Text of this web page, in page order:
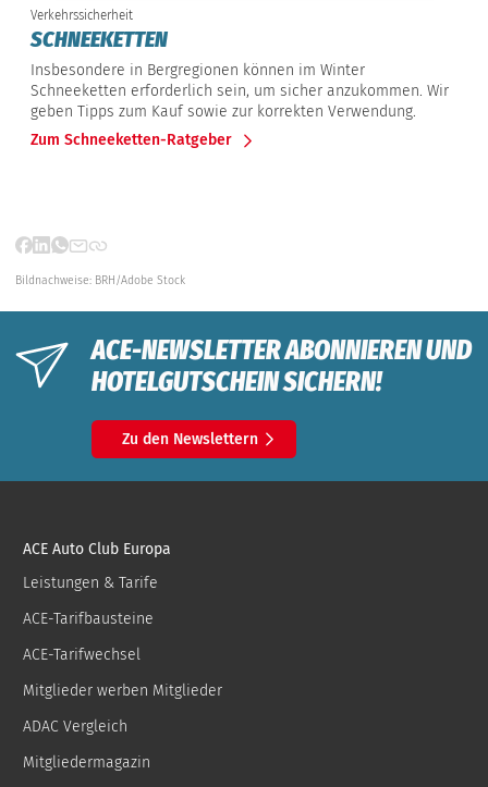
Verkehrssicherheit
SCHNEEKETTEN
Insbesondere in Bergregionen können im Winter
Schneeketten erforderlich sein, um sicher anzukommen. Wir
geben Tipps zum Kauf sowie zur korrekten Verwendung.
Zum Schneeketten-Ratgeber
Bildnachweise: BRH/Adobe Stock
ACE-NEWSLETTER ABONNIEREN UND
HOTELGUTSCHEIN SICHERN!
Zu den Newslettern
ACE Auto Club Europa
Leistungen & Tarife
ACE-Tarifbausteine
ACE-Tarifwechsel
Mitglieder werben Mitglieder
ADAC Vergleich
Mitgliedermagazin